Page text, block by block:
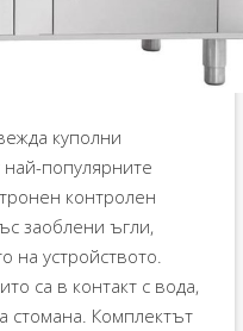
куполни
популярните
контролен
заоблени ъгли,
на устройството.
са в контакт с вода,
стомана. Комплектът